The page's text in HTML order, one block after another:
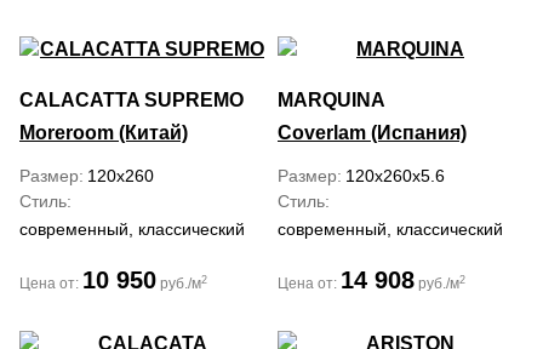
CALACATTA SUPREMO
Moreroom (Китай)
Размер 120x260
Стиль
современный, классический
Цена от: 10 950 руб./м2
MARQUINA
Coverlam (Испания)
Размер 120x260x5.6
Стиль
современный, классический
Цена от: 14 908 руб./м2